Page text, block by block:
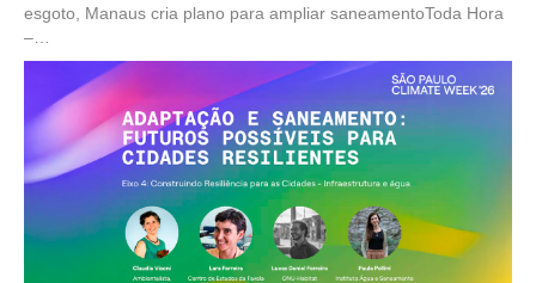
esgoto, Manaus cria plano para ampliar saneamentoToda Hora
–…